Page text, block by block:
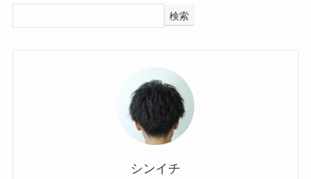
検索
シンイチ